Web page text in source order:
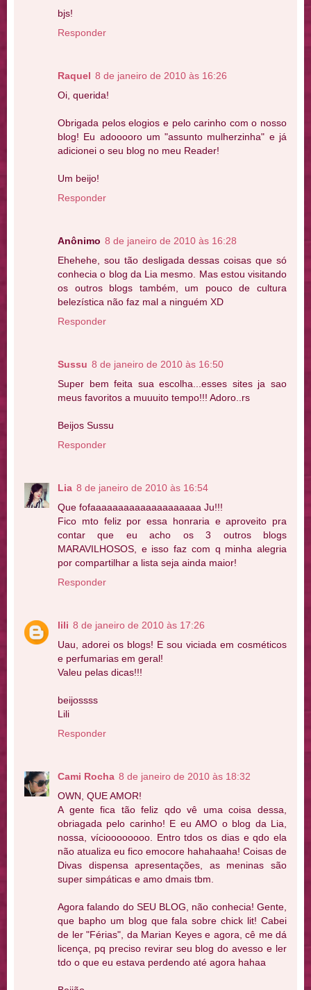
bjs!
Responder
Raquel 8 de janeiro de 2010 às 16:26
Oi, querida!
Obrigada pelos elogios e pelo carinho com o nosso
blog! Eu adooooro um "assunto mulherzinha" e já
adicionei o seu blog no meu Reader!
Um beijo!
Responder
Anônimo 8 de janeiro de 2010 às 16:28
Ehehehe, sou tão desligada dessas coisas que só
conhecia o blog da Lia mesmo. Mas estou visitando
os outros blogs também, um pouco de cultura
belezística não faz mal a ninguém XD
Responder
Sussu 8 de janeiro de 2010 às 16:50
Super bem feita sua escolha...esses sites ja sao
meus favoritos a muuuito tempo!!! Adoro..rs
Beijos Sussu
Responder
Lia 8 de janeiro de 2010 às 16:54
Que fofaaaaaaaaaaaaaaaaaaaa Ju!!!
Fico mto feliz por essa honraria e aproveito pra
contar que eu acho os 3 outros blogs
MARAVILHOSOS, e isso faz com q minha alegria
por compartilhar a lista seja ainda maior!
Responder
lili 8 de janeiro de 2010 às 17:26
Uau, adorei os blogs! E sou viciada em cosméticos
e perfumarias em geral!
Valeu pelas dicas!!!
beijossss
Lili
Responder
Cami Rocha 8 de janeiro de 2010 às 18:32
OWN, QUE AMOR!
A gente fica tão feliz qdo vê uma coisa dessa,
obriagada pelo carinho! E eu AMO o blog da Lia,
nossa, vícioooooooo. Entro tdos os dias e qdo ela
não atualiza eu fico emocore hahahaaha! Coisas de
Divas dispensa apresentações, as meninas são
super simpáticas e amo dmais tbm.
Agora falando do SEU BLOG, não conhecia! Gente,
que bapho um blog que fala sobre chick lit! Cabei
de ler "Férias", da Marian Keyes e agora, cê me dá
licença, pq preciso revirar seu blog do avesso e ler
tdo o que eu estava perdendo até agora hahaa